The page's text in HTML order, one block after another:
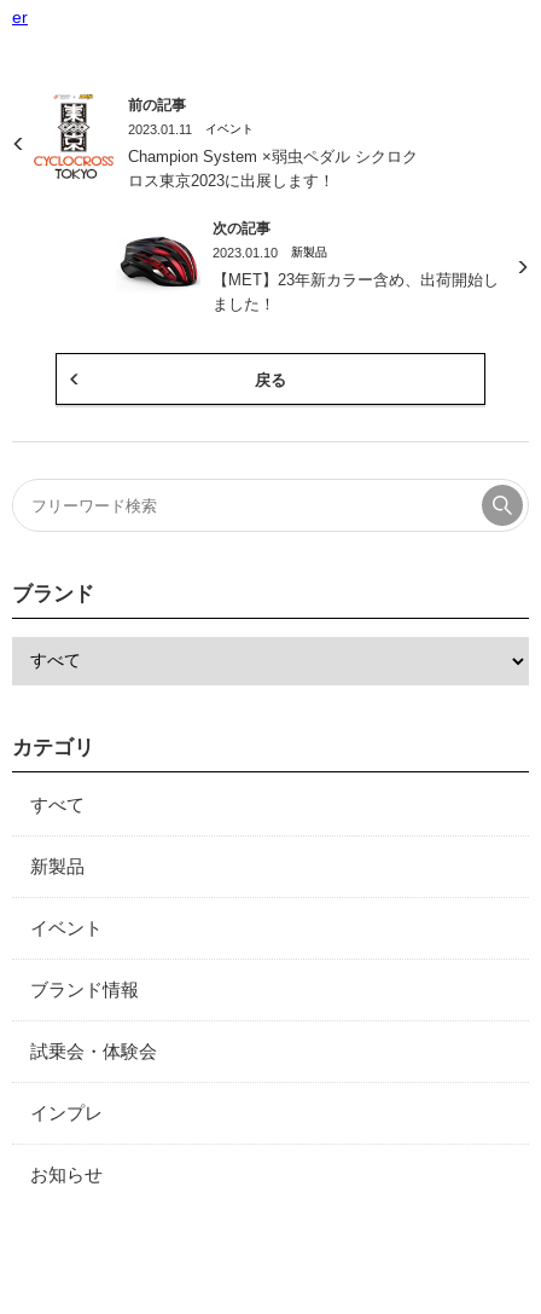
er
前の記事
2023.01.11 イベント
Champion System ×弱虫ペダル シクロク
ロス東京2023に出展します！
次の記事
2023.01.10 新製品
【MET】23年新カラー含め、出荷開始し
ました！
戻る
ブランド
カテゴリ
すべて
新製品
イベント
ブランド情報
試乗会・体験会
インプレ
お知らせ